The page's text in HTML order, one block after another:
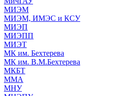
МИЭМ
МИЭМ, ИМЭС и КСУ
МИЭП
МИЭПП
МИЭТ
МК им. Бехтерева
МК им. В.М.Бехтерева
МКБТ
ММА
МНУ